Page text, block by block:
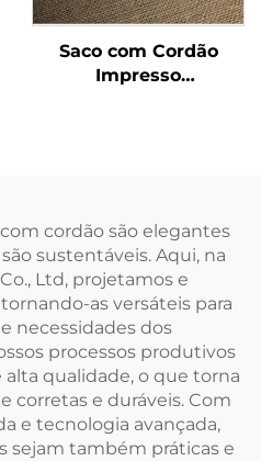
Saco com Cordão
Impresso
cordão são elegantes
sustentáveis. Aqui, na
Ltd, projetamos e
as versáteis para
necessidades dos
processos produtivos
qualidade, o que torna
corretas e duráveis. Com
e tecnologia avançada,
sejam também práticas e